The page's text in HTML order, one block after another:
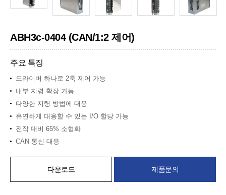
ABH3c-0404 (CAN/1:2 제어)
주요 특징
드라이버 하나로 2축 제어 가능
내부 지령 확장 가능
다양한 지령 방법에 대응
유연하게 대응할 수 있는 I/O 할당 가능
전작 대비 65% 소형화
CAN 통신 대응
다운로드 제품문의